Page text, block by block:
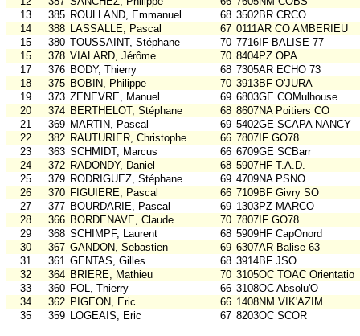
13
385 ROULLAND, Emmanuel 68 3502BR CRCO
14
388 LASSALLE, Pascal 67 0111AR CO AMBERIEU
15
380 TOUSSAINT, Stéphane 70 7716IF BALISE 77
15
378 VIALARD, Jérôme 70 8404PZ OPA
17
376 BODY, Thierry 68 7305AR ECHO 73
18
375 BOBIN, Philippe 70 3913BF O'JURA
19
373 ZENEVRE, Manuel 69 6803GE COMulhouse
20
374 BERTHELOT, Stéphane 68 8607NA Poitiers CO
21
369 MARTIN, Pascal 69 5402GE SCAPA NANCY
22
382 RAUTURIER, Christophe 66 7807IF GO78
23
363 SCHMIDT, Marcus 66 6709GE SCBarr
24
372 RADONDY, Daniel 68 5907HF T.A.D.
25
379 RODRIGUEZ, Stéphane 69 4709NA PSNO
26
370 FIGUIERE, Pascal 66 7109BF Givry SO
27
377 BOURDARIE, Pascal 69 1303PZ MARCO
28
366 BORDENAVE, Claude 70 7807IF GO78
29
368 SCHIMPF, Laurent 68 5909HF CapOnord
30
367 GANDON, Sebastien 69 6307AR Balise 63
31
361 GENTAS, Gilles 68 3914BF JSO
32
364 BRIERE, Mathieu 70 3105OC TOAC Orientatio
33
360 FOL, Thierry 66 3108OC Absolu'O
34
362 PIGEON, Eric 66 1408NM VIK'AZIM
35
359 LOGEAIS, Eric 67 8203OC SCOR